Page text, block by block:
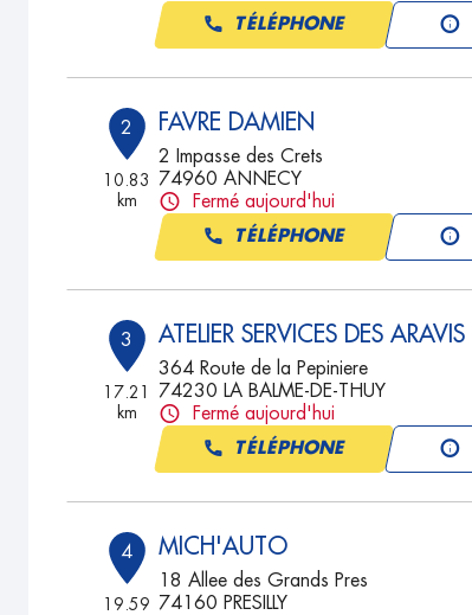
TÉLÉPHONE
2
10.83
km
FAVRE DAMIEN
2 Impasse des Crets
74960 ANNECY
Fermé aujourd'hui
TÉLÉPHONE
3
17.21
km
ATELIER SERVICES DES ARAVIS
364 Route de la Pepiniere
74230 LA BALME-DE-THUY
Fermé aujourd'hui
TÉLÉPHONE
4
19.59
MICH'AUTO
18 Allee des Grands Pres
74160 PRESILLY